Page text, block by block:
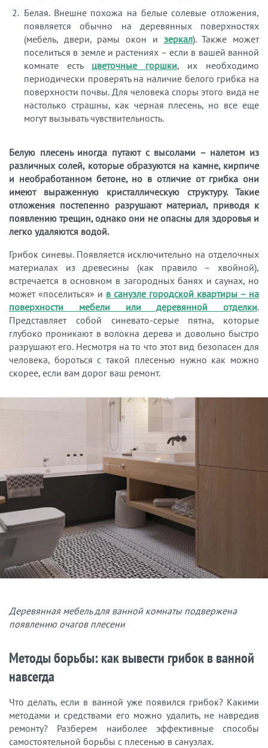
Белая. Внешне похожа на белые солевые отложения,
появляется обычно на деревянных поверхностях
(мебель, двери, рамы окон и зеркал). Также может
поселиться в земле и растениях – если в вашей ванной
комнате есть цветочные горшки, их необходимо
периодически проверять на наличие белого грибка на
поверхности почвы. Для человека споры этого вида не
настолько страшны, как черная плесень, но все еще
могут вызывать чувствительность.
Белую плесень иногда путают с высолами – налетом из
различных солей, которые образуются на камне, кирпиче
и необработанном бетоне, но в отличие от грибка они
имеют выраженную кристаллическую структуру. Такие
отложения постепенно разрушают материал, приводя к
появлению трещин, однако они не опасны для здоровья и
легко удаляются водой.
Грибок синевы. Появляется исключительно на отделочных
материалах из древесины (как правило – хвойной),
встречается в основном в загородных банях и саунах, но
может «поселиться» и в санузле городской квартиры – на
поверхности мебели или деревянной отделки.
Представляет собой синевато-серые пятна, которые
глубоко проникают в волокна дерева и довольно быстро
разрушают его. Несмотря на то что этот вид безопасен для
человека, бороться с такой плесенью нужно как можно
скорее, если вам дорог ваш ремонт.
Деревянная мебель для ванной комнаты подвержена
появлению очагов плесени
Методы борьбы: как вывести грибок в ванной
навсегда
Что делать, если в ванной уже появился грибок? Какими
методами и средствами его можно удалить, не навредив
ремонту? Разберем наиболее эффективные способы
самостоятельной борьбы с плесенью в санузлах.